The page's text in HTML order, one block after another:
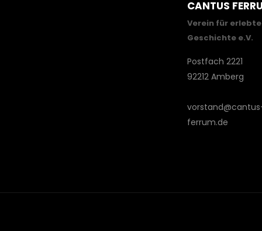
CANTUS
Verein für erlebte
Geschichte e.V.
Postfach 2221
92212 Amberg
ferrum.de